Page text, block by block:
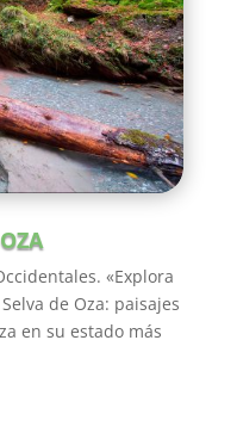
«Explora
de Oza: paisajes
en su estado más